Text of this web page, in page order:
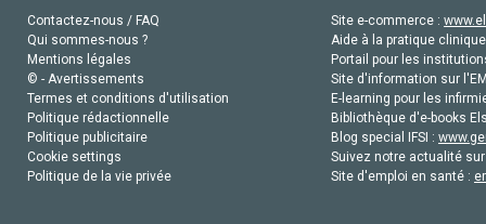
Contactez-nous / FAQ
Qui sommes-nous ?
Mentions légales
© - Avertissements
Termes et conditions d'utilisation
Politique rédactionnelle
Politique publicitaire
Cookie settings
Politique de la vie privée
Site e-commerce :
Aide à la pratique
Portail pour les
Site d'information sur
E-learning pour les
Bibliothèque d'e-books
Blog special IFSI :
Suivez notre actualité
Site d'emploi en santé :